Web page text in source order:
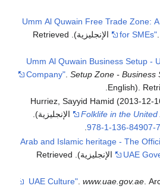
"Umm Al Quwain Free Trade Zone:
for SMEs"
. Retrieved
"Umm Al Quwain Business Setup -
Company" .Setup Zone - Business
English) .
Hurriez, Sayyid Hamid (2013-12-
Folklife in the
(in الإنجليزية).
978-1-136-84907-7
.
"Arab and Islamic heritage - The
UAE
. Retrieved
.www.uae.gov.ae .